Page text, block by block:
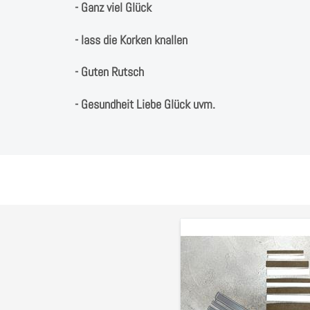
- Ganz viel Glück
- lass die Korken knallen
- Guten Rutsch
- Gesundheit Liebe Glück uvm.
Stanzschablone
Rechtecke,
Sentiments,
bis